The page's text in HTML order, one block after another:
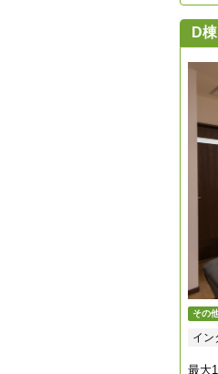
D
その
イン
最大